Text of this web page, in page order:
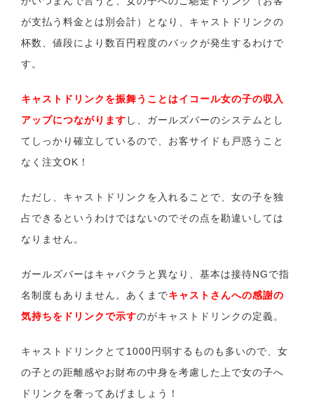
が支払う料金とは別会計）となり、キャストドリンクの
杯数、値段により数百円程度のバックが発生するわけで
す。
キャストドリンクを振舞うことはイコール女の子の収入
アップにつながります し、ガールズバーのシステムとし
てしっかり確立しているので、お客サイドも戸惑うこと
なく注文OK！
ただし、キャストドリンクを入れることで、女の子を独
占できるというわけではないのでその点を勘違いしては
なりません。
ガールズバーはキャバクラと異なり、基本は接待NGで指
名制度もありません。あくまでキャストさんへの感謝の
気持ちをドリンクで示すのがキャストドリンクの定義。
キャストドリンクとて1000円弱するものも多いので、女
の子との距離感やお財布の中身を考慮した上で女の子へ
ドリンクを奢ってあげましょう！